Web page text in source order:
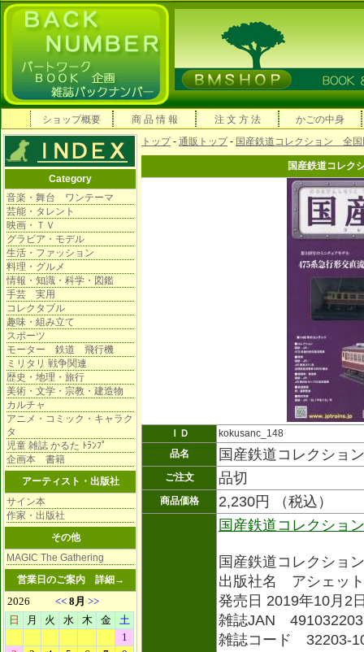
ショップ概要 商 品 情 報 注 文 方 法 かごの中身
Category
音楽・舞台 ワンテーマ
芸能・タレント
映画・ＴＶ
グラビア・モデル
生活・ファッション
料理・グルメ
情報・知識・科学・図鑑
手芸 実用
コレクタブル
趣味・組み立て
スポーツ
モーター 鉄道 飛行機
ミリタリ 戦争関連
歴史・地理・旅行
美術・文学・宗教・建造物
カルチャ
アニメ・コミック・キャラク
タ
児童 雑誌 かるた ﾄﾗﾝﾌﾟ
企画本 書籍
アーティスト・出版社
サイン本
作家・出版社
その他
MAGIC The Gathering
営業日のご案内 詳細→
トップ- 通販トップ- 国産鉄道コレクション 全国
国産鉄道コレ
ＩＤ
kokusanc_148
品名
国産鉄道コレクシ
ご注文 品切
商品価格 2,230円 （税込）
国産鉄道コレクショ
国産鉄道コレクショ
出版社名 アシェッ
発売日 2019年10月2
雑誌JAN
雑誌コード 32203-